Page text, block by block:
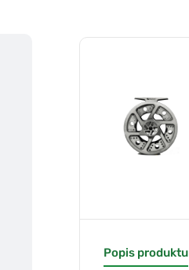
Popis produktu